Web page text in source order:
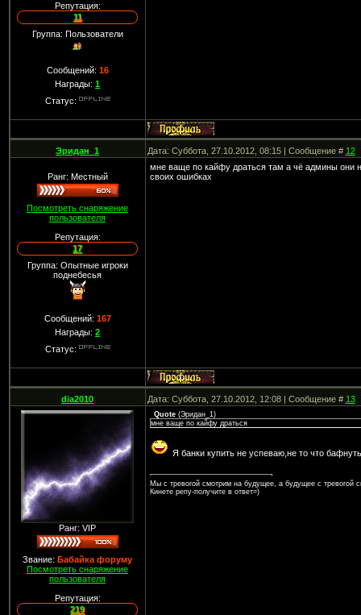
Репутация:
11
Группа: Пользователи
Сообщений: 16
Награды: 1
Статус:
Эридан_1 Дата: Суббота, 27.10.2012, 08:15 | Сообщение #12
Ранг: Местный
Посмотреть снаряжение
пользователя
Репутация:
17
Группа: Опытные игроки
поднебесья
Сообщений: 167
Награды: 2
Статус:
мне ваще по кайфу драться там а чё админы они
своих ошибках
dia2010 Дата: Суббота, 27.10.2012, 12:08 | Сообщение #13
Ранг: VIP
Звание: Бабайка форуму
Посмотреть снаряжение
пользователя
Репутация:
219
Quote(Эридан_1)
мне ваще по кайфу драться
Я банки купить не успеваю,не то что
Мы с тревогой смотрим на будущее, а будущее с тревогой
Кинете репу-получите в ответ=)